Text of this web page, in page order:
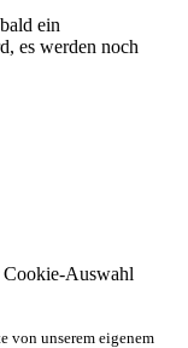
ein
es werden noch
Cookie-Auswahl
von unserem eigenem